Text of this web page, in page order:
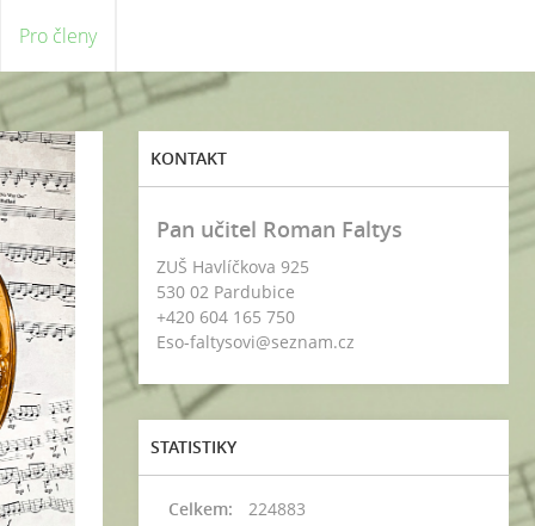
Pro členy
KONTAKT
Pan učitel Roman Faltys
ZUŠ Havlíčkova 925
530 02 Pardubice
+420 604 165 750
Eso-faltysovi@seznam.cz
STATISTIKY
Celkem:
224883